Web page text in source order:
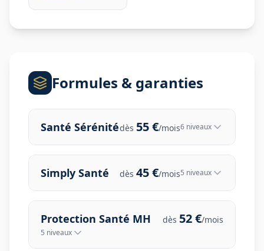
Formules & garanties
Santé Sérénitédès 55€/mois6 niveaux
Simply Santé dès 45€/mois5 niveaux
Protection Santé MH dès 52€/mois
5 niveaux